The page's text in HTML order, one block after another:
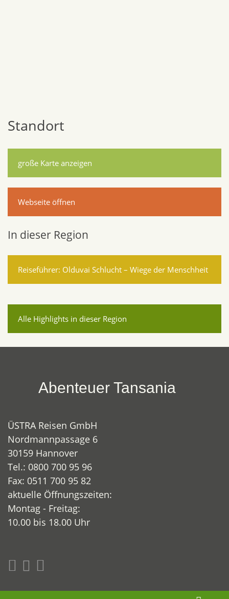
Standort
große Karte anzeigen
Webseite öffnen
In dieser Region
Reiseführer: Olduvai Schlucht – Wiege der Menschheit
Alle Highlights in dieser Region
Abenteuer Tansania
ÜSTRA Reisen GmbH
Nordmannpassage 6
30159 Hannover
Tel.: 0800 700 95 96
Fax: 0511 700 95 82
aktuelle Öffnungszeiten:
Montag - Freitag:
10.00 bis 18.00 Uhr